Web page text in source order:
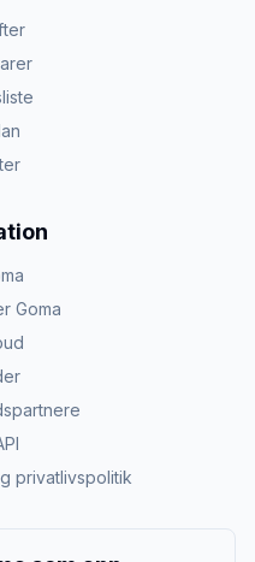
Goma
privatlivspolitik